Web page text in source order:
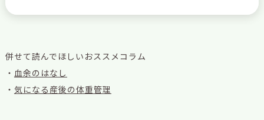
併せて読んでほしいおススメコラム
・ 血余のはなし
・ 気になる産後の体重管理